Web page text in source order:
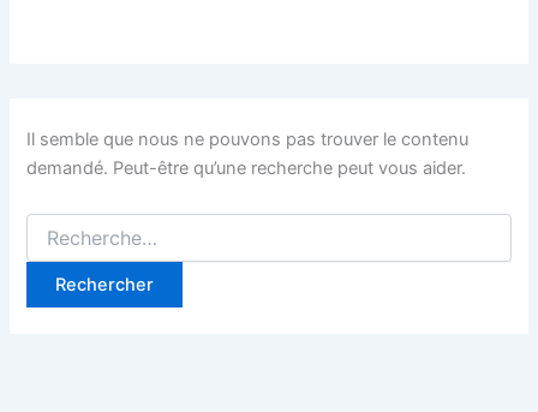
Il semble que nous ne pouvons pas trouver le contenu
demandé. Peut-être qu’une recherche peut vous aider.
Rechercher :